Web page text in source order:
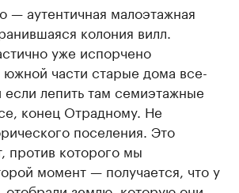
— аутентичная малоэтажная
колония вилл.
уже испорчено
части старые дома все-
если лепить там семиэтажные
конец Отрадному. Не
поселения. Это
против которого мы
момент — получается, что у